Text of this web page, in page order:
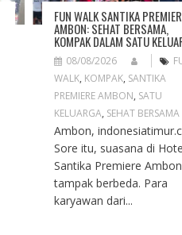
FUN WALK SANTIKA
AMBON: SEHAT BERSAMA,
KOMPAK DALAM SATU
08/08/2026
WALK, KOMPAK, SANTIKA
PREMIERE AMBON, SATU
KELUARGA, SEHAT BERSAMA
Ambon,
Sore itu, suasana di
Santika Premiere Ambon
tampak berbeda. Para
karyawan dari...